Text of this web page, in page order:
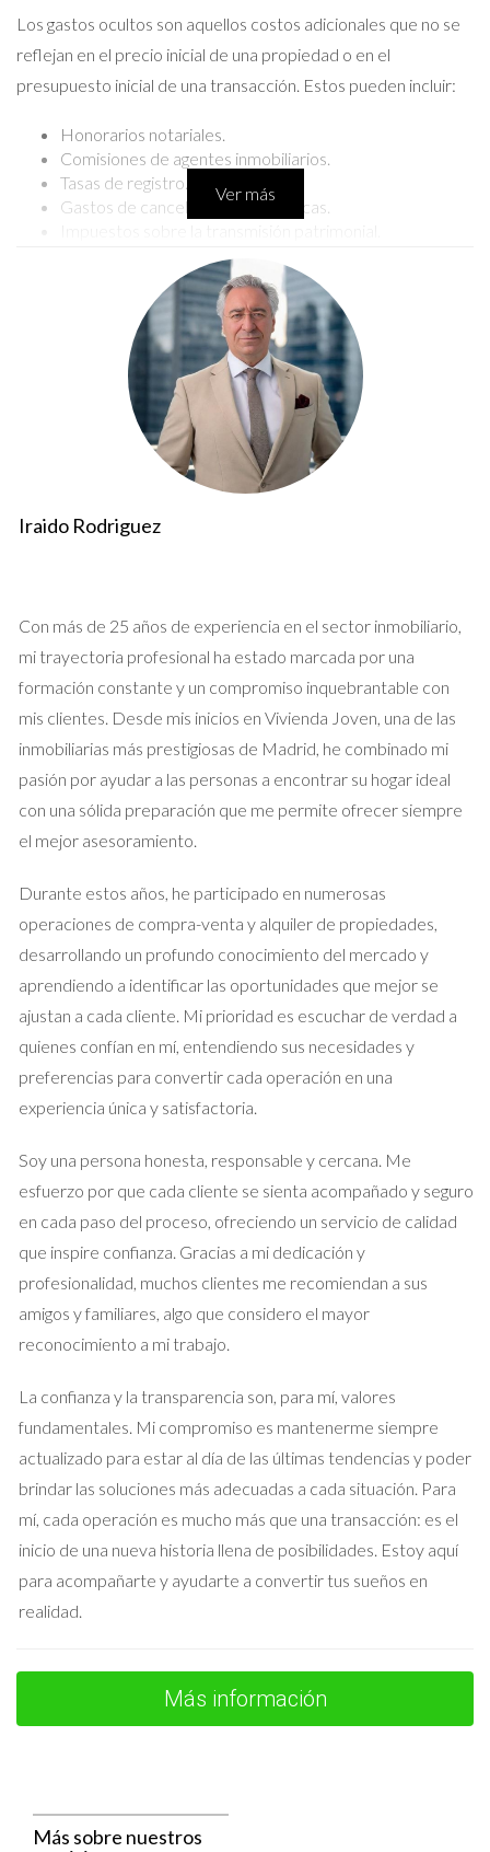
Los gastos ocultos son aquellos costos adicionales que no se
reflejan en el precio inicial de una propiedad o en el
presupuesto inicial de una transacción. Estos pueden incluir:
Honorarios notariales.
Comisiones de agentes inmobiliarios.
Tasas de registro.
Gastos de cancelación de hipotecas.
Es fundamental tener en cuenta estos gastos al planificar una
compra o venta, ya que pueden influir en la rentabilidad final
de la inversión. La falta de previsión puede llevar a sorpresas
desagradables que afecten tu situación financiera.
Casos Prácticos
Caso 1: Compra de una vivienda
Imagina que has encontrado la casa perfecta en Madrid. El
precio de venta es atractivo, pero al analizar los costos
1.200 euros, dependiendo del valor de la propiedad. Además,
debes considerar el Impuesto sobre Transmisiones
Patrimoniales (ITP), que puede ser del 6% al 10% del precio
de compra. Por lo tanto, si compras una vivienda por 300.000
euros, podrías enfrentarte a un gasto adicional de hasta
30.000 euros solo en impuestos y honorarios. Es vital realizar
un cálculo detallado antes de comprometerte a evitar
sorpresas desagradables.
Caso 2: Alquiler de un local comercial
Supongamos que deseas abrir un negocio y decides alquilar un
local comercial en el centro de Madrid. El alquiler mensual
parece razonable, pero debes tener en cuenta otros gastos
ocultos como las comisiones del agente inmobiliario, que
suelen ser del 10% del primer año de alquiler. Además, hay
tasas administrativas y posibles depósitos adicionales
requeridos por el propietario. Si el alquiler mensual es de
euros más impuestos. A esto se suman los costos por
reformas necesarias para adecuar el local a tus necesidades,
lo cual puede ser significativo dependiendo del estado del
inmueble.
Caso 3: Venta de propiedades
Finalmente, consideremos el caso de alguien que desea
puede ser atractivo, es importante recordar que también hay
costos asociados a la venta. Las comisiones del agente
inmobiliario suelen ser alrededor del 5% al 7% del precio final.
Además, si tienes una hipoteca vigente sobre la propiedad,
deberás cubrir los gastos relacionados con su cancelación.
Por ejemplo, si vendes tu casa por 400.000 euros y pagas una
comisión del 6%, perderás 24.000 euros solo en comisiones.
Esto sin contar otros gastos como las tasas registrales o
en Madrid. Estos costos pueden afectar significativamente
tus beneficios finales y poner en riesgo tu inversión si no se
Ver más
Iraido Rodriguez
Con más de 25 años de experiencia en el sector inmobiliario,
mi trayectoria profesional ha estado marcada por una
formación constante y un compromiso inquebrantable con
mis clientes. Desde mis inicios en Vivienda Joven, una de las
inmobiliarias más prestigiosas de Madrid, he combinado mi
pasión por ayudar a las personas a encontrar su hogar ideal
con una sólida preparación que me permite ofrecer siempre
el mejor asesoramiento.
Durante estos años, he participado en numerosas
operaciones de compra-venta y alquiler de propiedades,
desarrollando un profundo conocimiento del mercado y
aprendiendo a identificar las oportunidades que mejor se
ajustan a cada cliente. Mi prioridad es escuchar de verdad a
quienes confían en mí, entendiendo sus necesidades y
preferencias para convertir cada operación en una
experiencia única y satisfactoria.
Soy una persona honesta, responsable y cercana. Me
esfuerzo por que cada cliente se sienta acompañado y seguro
en cada paso del proceso, ofreciendo un servicio de calidad
que inspire confianza. Gracias a mi dedicación y
profesionalidad, muchos clientes me recomiendan a sus
amigos y familiares, algo que considero el mayor
reconocimiento a mi trabajo.
La confianza y la transparencia son, para mí, valores
fundamentales. Mi compromiso es mantenerme siempre
actualizado para estar al día de las últimas tendencias y poder
brindar las soluciones más adecuadas a cada situación. Para
mí, cada operación es mucho más que una transacción: es el
inicio de una nueva historia llena de posibilidades. Estoy aquí
para acompañarte y ayudarte a convertir tus sueños en
realidad.
Más información
Más sobre nuestros